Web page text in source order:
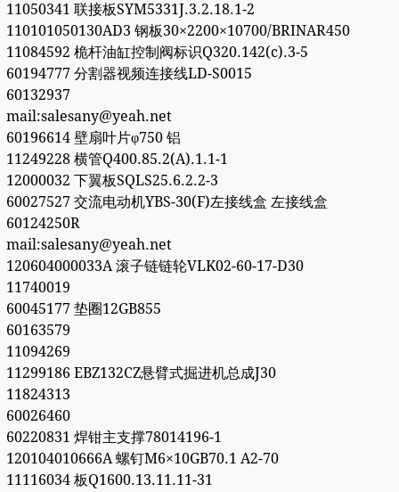
11050341 联接板SYM5331J.3.2.18.1-2
110101050130AD3 钢板30×2200×10700/BRINAR450
11084592 桅杆油缸控制阀标识Q320.142(c).3-5
60194777 分割器视频连接线LD-S0015
60132937
mail:salesany@yeah.net
60196614 壁扇叶片φ750 铝
11249228 横管Q400.85.2(A).1.1-1
12000032 下翼板SQLS25.6.2.2-3
60027527 交流电动机YBS-30(F)左接线盒 左接线盒
60124250R
mail:salesany@yeah.net
120604000033A 滚子链链轮VLK02-60-17-D30
11740019
60045177 垫圈12GB855
60163579
11094269
11299186 EBZ132CZ悬臂式掘进机总成J30
11824313
60026460
60220831 焊钳主支撑78014196-1
120104010666A 螺钉M6×10GB70.1 A2-70
11116034 板Q1600.13.11.11-31